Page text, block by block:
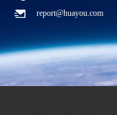
report@huayou.com